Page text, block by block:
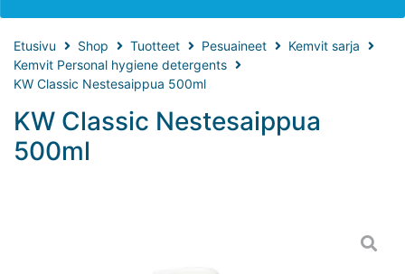
KW Classic Nestesaippua
500ml
Etusivu Shop Tuotteet Pesuaineet
Kemvit sarja
Kemvit Personal hygiene detergents
KW Classic Nestesaippua 500ml